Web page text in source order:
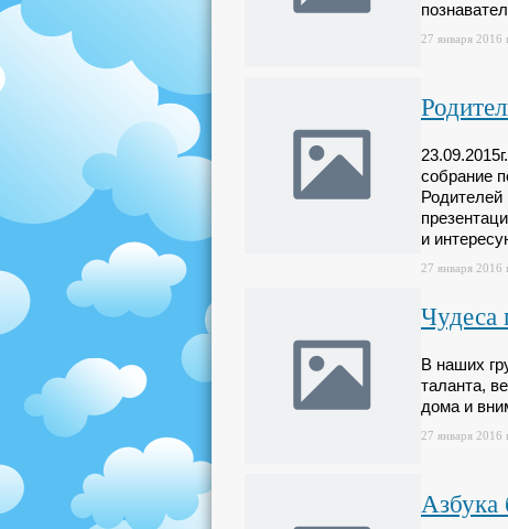
27 января 2016
собрание
Родителей
и
27 января 2016
Чудеса
В наших
таланта,
дома и
27 января 2016
Азбука